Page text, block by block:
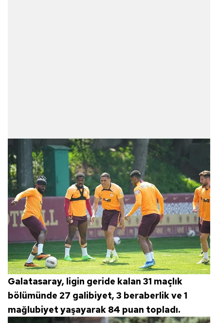
Galatasaray, ligin geride kalan 31 maçlık
bölümünde 27 galibiyet, 3 beraberlik ve 1
mağlubiyet yaşayarak 84 puan topladı.